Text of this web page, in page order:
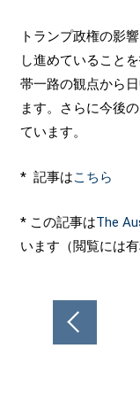
トランプ政権の影
し進めていること
帯一路の観点から
ます。さらに今後
ています。
* 記事はこちら
* この記事はThe
います（閲覧には